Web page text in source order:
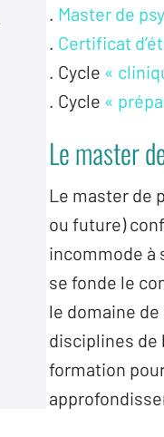
. Master de
. Certificat
. Cycle «
. Cycle «
Le master
Le master de
ou future)
incommode à
se fonde le
le domaine
disciplines de
formation